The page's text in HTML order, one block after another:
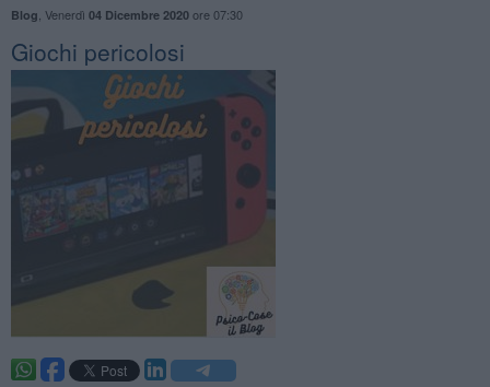
Blog Venerdì 04 Dicembre 2020ore 07:30
Giochi pericolosi